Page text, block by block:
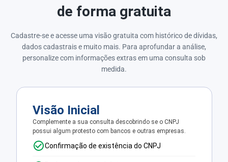
de forma gratuita
Cadastre-se e acesse uma visão gratuita com histórico de dívidas,
dados cadastrais e muito mais. Para aprofundar a análise,
personalize com informações extras em uma consulta sob
medida.
Visão Inicial
Complemente a sua consulta descobrindo se o CNPJ
possui algum protesto com bancos e outras empresas.
Confirmação de existência do CNPJ